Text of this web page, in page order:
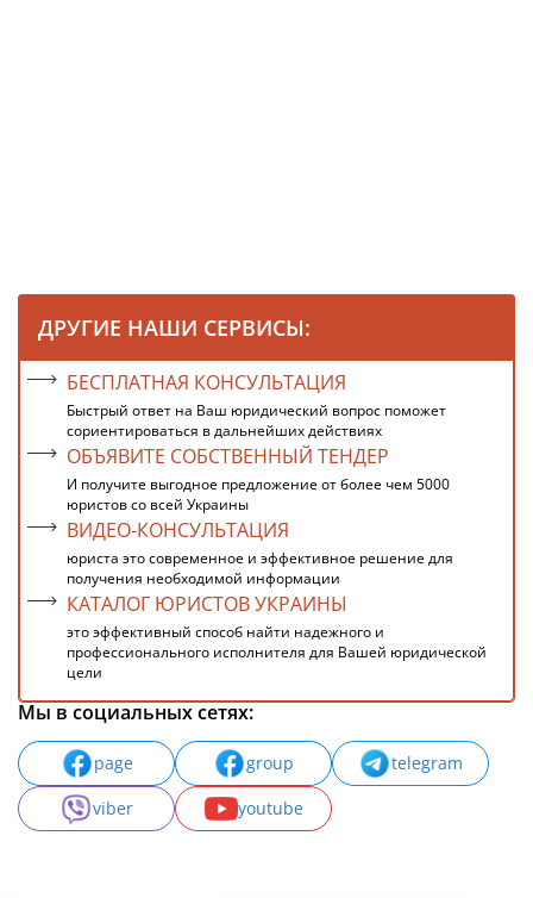
ДРУГИЕ НАШИ СЕРВИСЫ:
БЕСПЛАТНАЯ КОНСУЛЬТАЦИЯ
Быстрый ответ на Ваш юридический вопрос поможет
сориентироваться в дальнейших действиях
ОБЪЯВИТЕ СОБСТВЕННЫЙ ТЕНДЕР
И получите выгодное предложение от более чем 5000
юристов со всей Украины
ВИДЕО-КОНСУЛЬТАЦИЯ
юриста это современное и эффективное решение для
получения необходимой информации
КАТАЛОГ ЮРИСТОВ УКРАИНЫ
это эффективный способ найти надежного и
профессионального исполнителя для Вашей юридической
цели
Мы в социальных сетях:
page group
telegram
viber
youtube